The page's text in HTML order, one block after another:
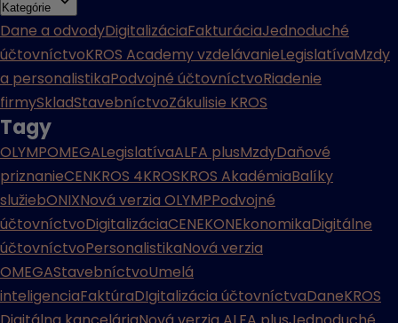
Kategórie
Dane a odvodyDigitalizáciaFakturáciaJednoduché
účtovníctvoKROS Academy vzdelávanieLegislatívaMzdy
a personalistikaPodvojné účtovníctvoRiadenie
firmySkladStavebníctvoZákulisie KROS
Tagy
OLYMPOMEGALegislatívaALFA plusMzdyDaňové
priznanieCENKROS 4KROSKROS AkadémiaBalíky
služiebONIXNová verzia OLYMPPodvojné
účtovníctvoDigitalizáciaCENEKONEkonomikaDigitálne
účtovníctvoPersonalistikaNová verzia
OMEGAStavebníctvoUmelá
inteligenciaFaktúraDIgitalizácia účtovníctvaDaneKROS